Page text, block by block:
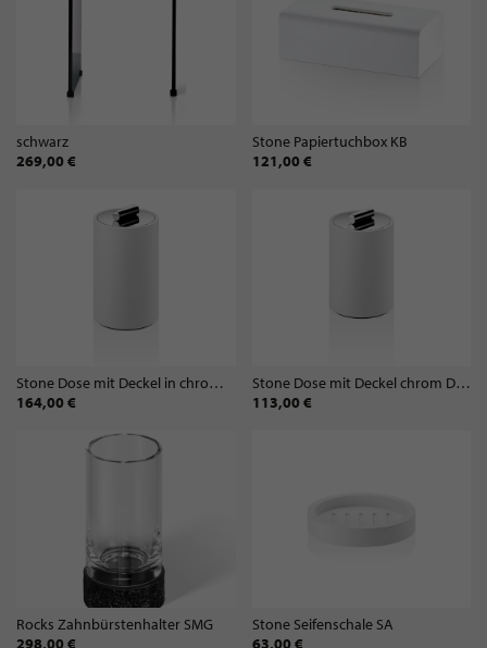
schwarz
269,00 €
Stone Papiertuchbox KB
121,00 €
Stone Dose mit Deckel in chrom DMD Größe L
164,00 €
Stone Dose mit Deckel chrom DMD Größe S
113,00 €
Rocks Zahnbürstenhalter SMG
298,00 €
Stone Seifenschale SA
63,00 €